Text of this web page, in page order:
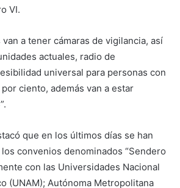
VI.
a tener cámaras de vigilancia, así
actuales, radio de
universal para personas con
ciento, además van a estar
que en los últimos días se han
convenios denominados “Sendero
con las Universidades Nacional
(UNAM); Autónoma Metropolitana